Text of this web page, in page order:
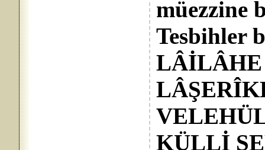
müezzine
Tesbihler
KÜLLİ